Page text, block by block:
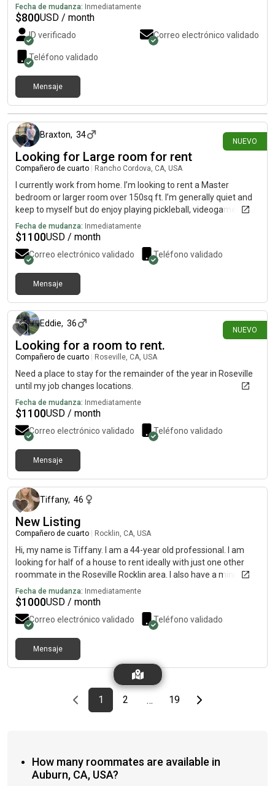
Fecha de mudanza: Inmediatamente
$800USD / month
ID verificado Correo electrónico validado
Teléfono validado
Mensaje
NUEVO
hace 17 días
Braxton, 34
Looking for Large room for rent
Compañero de cuarto Rancho Cordova, CA, USA
I currently work from home. I’m looking to rent a Master
bedroom or larger room over 150sq ft. I’m generally quiet and
keep to myself but do enjoy playing pickleball, videogames, or
going snowboarding at Tahoe. I have been living with different
roommates for the last 10 years or so, and am very easy going.
Fecha de mudanza: Inmediatamente
$1100USD / month
Correo electrónico validado Teléfono validado
Mensaje
NUEVO
Eddie, 36
Looking for a room to rent.
Compañero de cuarto Roseville, CA, USA
Need a place to stay for the remainder of the year in Roseville
until my job changes locations.
Fecha de mudanza: Inmediatamente
$1100USD / month
Correo electrónico validado Teléfono validado
Mensaje
Tiffany, 46
New Listing
Compañero de cuarto Rocklin, CA, USA
Hi, my name is Tiffany. I am a 44-year old professional. I am
looking for half of a house to rent ideally with just one other
roommate in the Roseville Rocklin area. I also have a mini
golden doodle. Who’s hypoallergenic doesn’t shed and loves
everybody. She comes to work with me every day. I do work
every day and Carmichal and Rancho Cordova.
Fecha de mudanza: Inmediatamente
$1000USD / month
Correo electrónico validado Teléfono validado
Mensaje
Previous page
page
1First page
page
2 … page
19Last pageNext page
How many roommates are available in
Auburn, CA, USA?